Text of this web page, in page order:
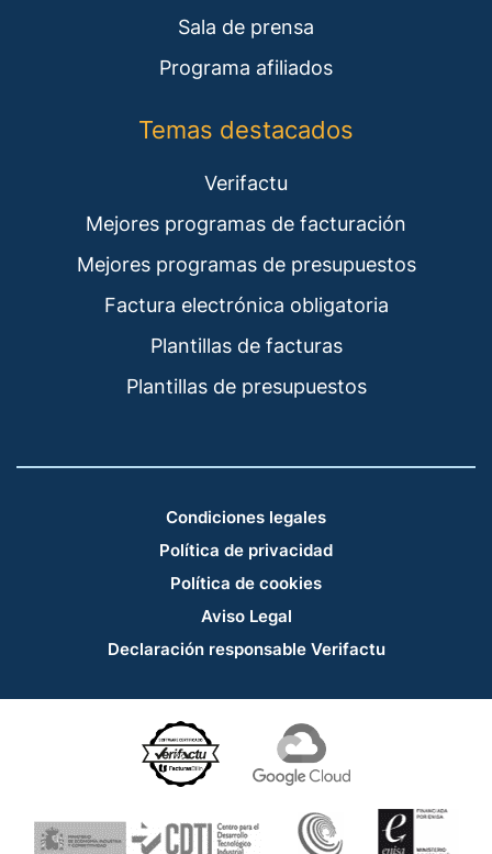
Sala de prensa
Programa afiliados
Temas destacados
Verifactu
Mejores programas de facturación
Mejores programas de presupuestos
Factura electrónica obligatoria
Plantillas de facturas
Plantillas de presupuestos
Condiciones legales
Política de privacidad
Política de cookies
Aviso Legal
Declaración responsable Verifactu